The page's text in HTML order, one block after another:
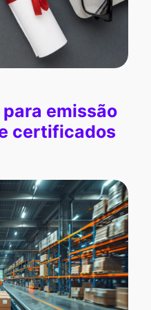
emissão
certificados